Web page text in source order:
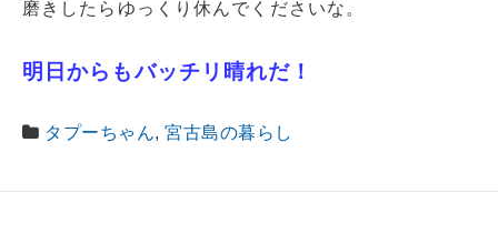
磨きしたらゆっくり休んでくださいな。
明日からもバッチリ晴れだ！
タプーちゃん, 宮古島の暮らし